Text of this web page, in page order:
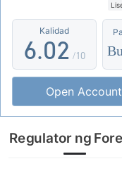
Kalidad
5
6
7
8
9
.0
1
2
3
1
2
3
4
5
6
/10
Open Account
Regulator ng